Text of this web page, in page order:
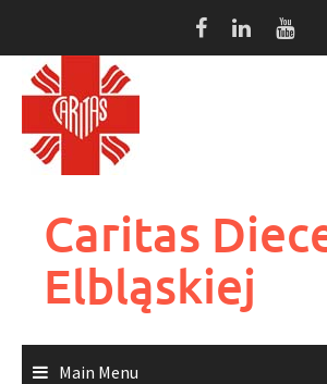
content
Caritas
Elbląskiej
Main Menu